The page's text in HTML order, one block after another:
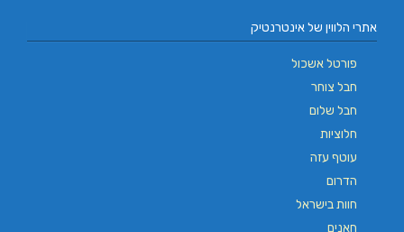
אתרי הלווין של אינטרנטיק
פורטל אשכול
חבל צוחר
חבל שלום
חלוציות
עוטף עזה
הדרום
חוות בישראל
חאנים